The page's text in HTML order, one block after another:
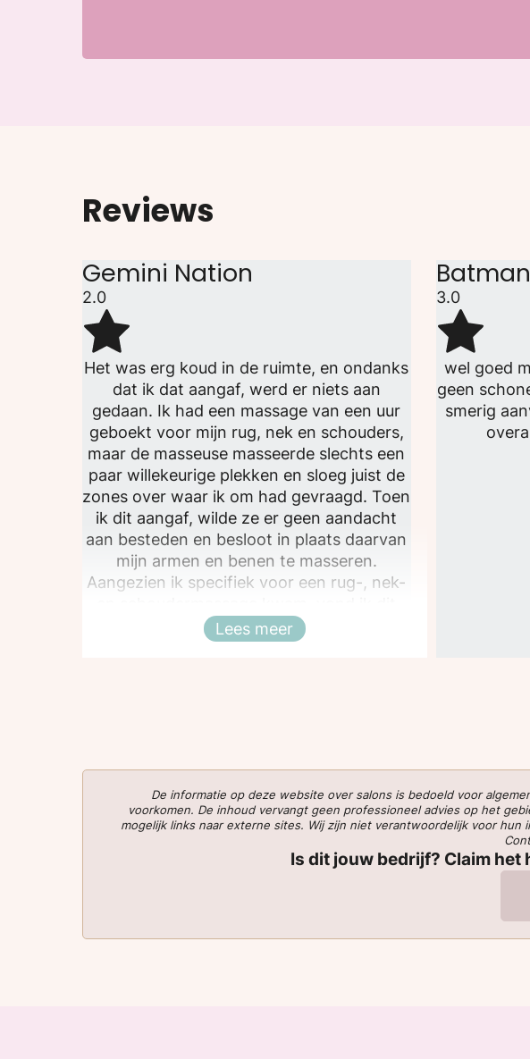
Reviews
Gemini Nation
2.0
Het was erg koud in de ruimte, en ondanks
dat ik dat aangaf, werd er niets aan
gedaan. Ik had een massage van een uur
geboekt voor mijn rug, nek en schouders,
maar de masseuse masseerde slechts een
paar willekeurige plekken en sloeg juist de
zones over waar ik om had gevraagd. Toen
ik dit aangaf, wilde ze er geen aandacht
aan besteden en besloot in plaats daarvan
mijn armen en benen te masseren.
Aangezien ik specifiek voor een rug-, nek-
erg teleurstellend. Ik kom hier niet meer
terug.
Sluiten
Lees meer
3.0
wel goed
geen
smerig
De informatie op deze website over salons is bedoeld voor
voorkomen. De inhoud vervangt geen professioneel advies op het
mogelijk links naar externe sites. Wij zijn niet verantwoordelijk voor
Is dit jouw bedrijf? Claim